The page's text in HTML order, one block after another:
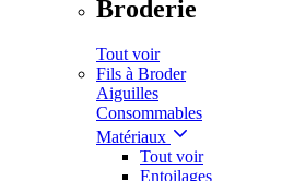
Broderie
Tout voir
Fils à Broder
Aiguilles
Consommables
Matériaux
Tout voir
Entoilages